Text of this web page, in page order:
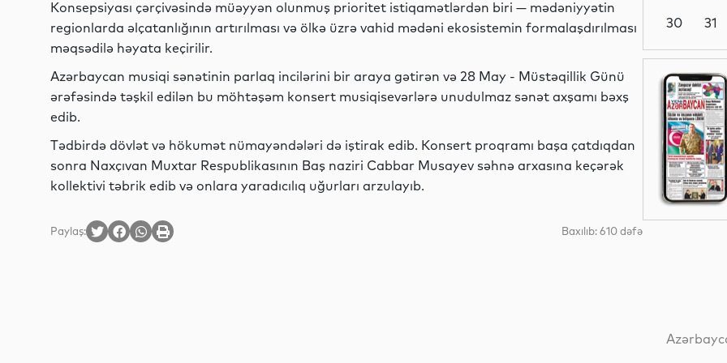
Konsepsiyası çərçivəsində müəyyən olunmuş prioritet istiqamətlərdən biri — mədəniyyətin
regionlarda əlçatanlığının artırılması və ölkə üzrə vahid mədəni ekosistemin formalaşdırılması
məqsədilə həyata keçirilir.
Azərbaycan musiqi sənətinin parlaq incilərini bir araya gətirən və 28 May - Müstəqillik Günü
ərəfəsində təşkil edilən bu möhtəşəm konsert musiqisevərlərə unudulmaz sənət axşamı bəxş
edib.
Tədbirdə dövlət və hökumət nümayəndələri də iştirak edib. Konsert proqramı başa çatdıqdan
sonra Naxçıvan Muxtar Respublikasının Baş naziri Cabbar Musayev səhnə arxasına keçərək
kollektivi təbrik edib və onlara yaradıcılıq uğurları arzulayıb.
Paylaş: Baxılıb: 610 dəfə
Ədəbiyyat
Sosial
30
31